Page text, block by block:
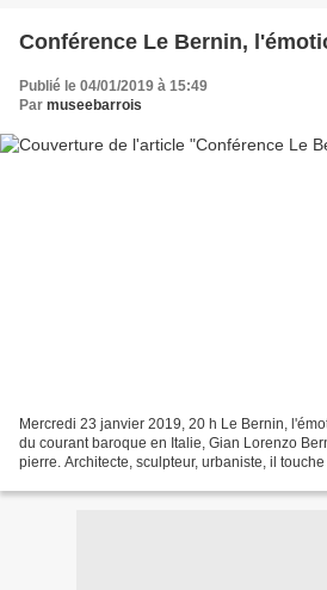
Conférence Le Bernin,
Publié le 04/01/2019 à 15:49
Par museebarrois
Mercredi 23 janvier 2019, 20 h Le Bernin,
du courant baroque en Italie, Gian Lorenzo
pierre. Architecte, sculpteur, urbaniste, il